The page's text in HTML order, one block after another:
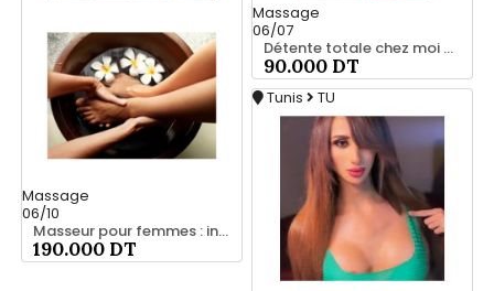
Massage
06/10
Masseur pour femmes : intimité et discrétion
190.000 DT
Massage
06/07
Détente totale chez moi 99 503 965
90.000 DT
Tunis TU